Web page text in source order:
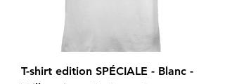
T-shirt edition SPÉCIALE - Blanc -